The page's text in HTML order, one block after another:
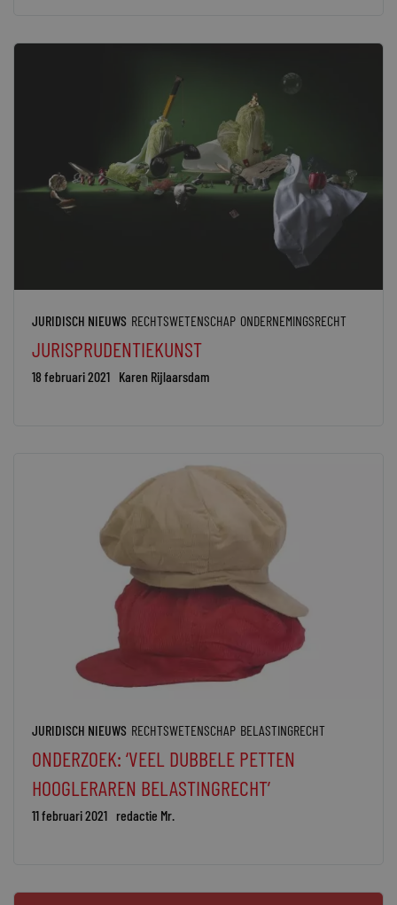
JURIDISCH NIEUWS RECHTSWETENSCHAP ONDERNEMINGSRECHT
JURISPRUDENTIEKUNST
18 februari 2021 Karen Rijlaarsdam
JURIDISCH NIEUWS RECHTSWETENSCHAP BELASTINGRECHT
ONDERZOEK: ‘VEEL DUBBELE PETTEN
HOOGLERAREN BELASTINGRECHT’
11 februari 2021 redactie Mr.